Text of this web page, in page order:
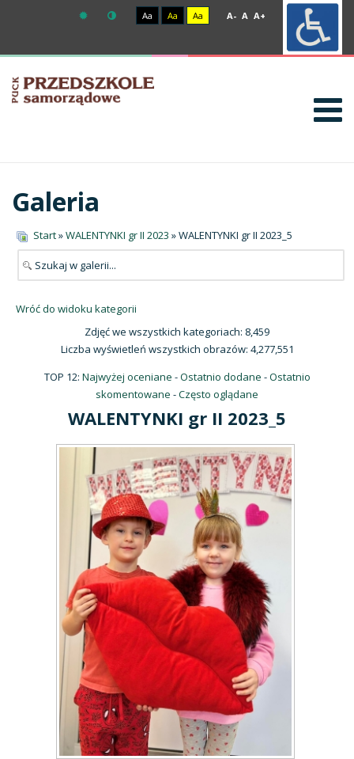
Aa Aa Aa A- A A+
Galeria
Start»WALENTYNKI gr II 2023 » WALENTYNKI gr II 2023_5
Wróć do widoku kategorii
Zdjęć we wszystkich kategoriach: 8,459
Liczba wyświetleń wszystkich obrazów: 4,277,551
TOP 12: Najwyżej oceniane -Ostatnio dodane -Ostatnio
skomentowane -Często oglądane
WALENTYNKI gr II 2023_5